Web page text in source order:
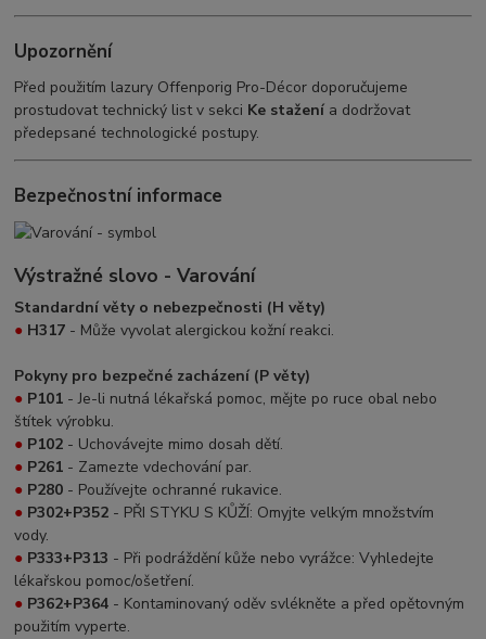
Upozornění
Před použitím lazury Offenporig Pro-Décor doporučujeme
prostudovat technický list v sekci Ke stažení a dodržovat
předepsané technologické postupy.
Bezpečnostní informace
Výstražné slovo - Varování
Standardní věty o nebezpečnosti (H věty)
● H317 - Může vyvolat alergickou kožní reakci.
Pokyny pro bezpečné zacházení (P věty)
● P101 - Je-li nutná lékařská pomoc, mějte po ruce obal nebo
štítek výrobku.
● P102 - Uchovávejte mimo dosah dětí.
● P261 - Zamezte vdechování par.
● P280 - Používejte ochranné rukavice.
● P302+P352 - PŘI STYKU S KŮŽÍ: Omyjte velkým množstvím
vody.
● P333+P313 - Při podráždění kůže nebo vyrážce: Vyhledejte
lékařskou pomoc/ošetření.
● P362+P364 - Kontaminovaný oděv svlékněte a před opětovným
použitím vyperte.